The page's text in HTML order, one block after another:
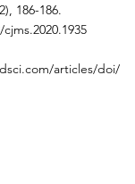
186-186.
articles/doi/